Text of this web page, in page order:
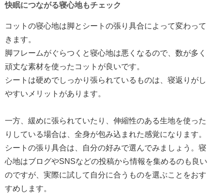
快眠につながる寝心地もチェック
コットの寝心地は脚とシートの張り具合によって変わって
きます。
脚フレームがぐらつくと寝心地は悪くなるので、数が多く
頑丈な素材を使ったコットが良いです。
シートは硬めでしっかり張られているものは、寝返りがし
やすいメリットがあります。
一方、緩めに張られていたり、伸縮性のある生地を使った
りしている場合は、全身が包み込まれた感覚になります。
シートの張り具合は、自分の好みで選んでみましょう。寝
心地はブログやSNSなどの投稿から情報を集めるのも良い
のですが、実際に試して自分に合うものを選ぶことをおす
すめします。